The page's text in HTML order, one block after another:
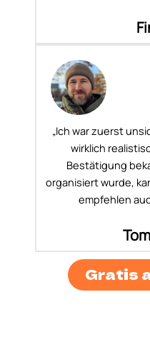
„Ich war zuerst
wirklich
Bestätigung
organisiert wurde,
empfehlen
Gratis